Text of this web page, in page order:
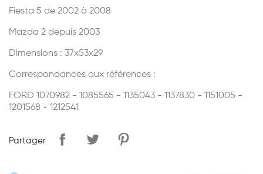
Fiesta 5 de 2002 à 2008
Mazda 2 depuis 2003
Dimensions : 37x53x29
Correspondances aux références :
FORD 1070982 - 1085565 - 1135043 - 1137830 - 1151005 -
1201568 - 1212541
Partager